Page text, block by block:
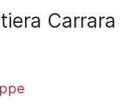
Carrara